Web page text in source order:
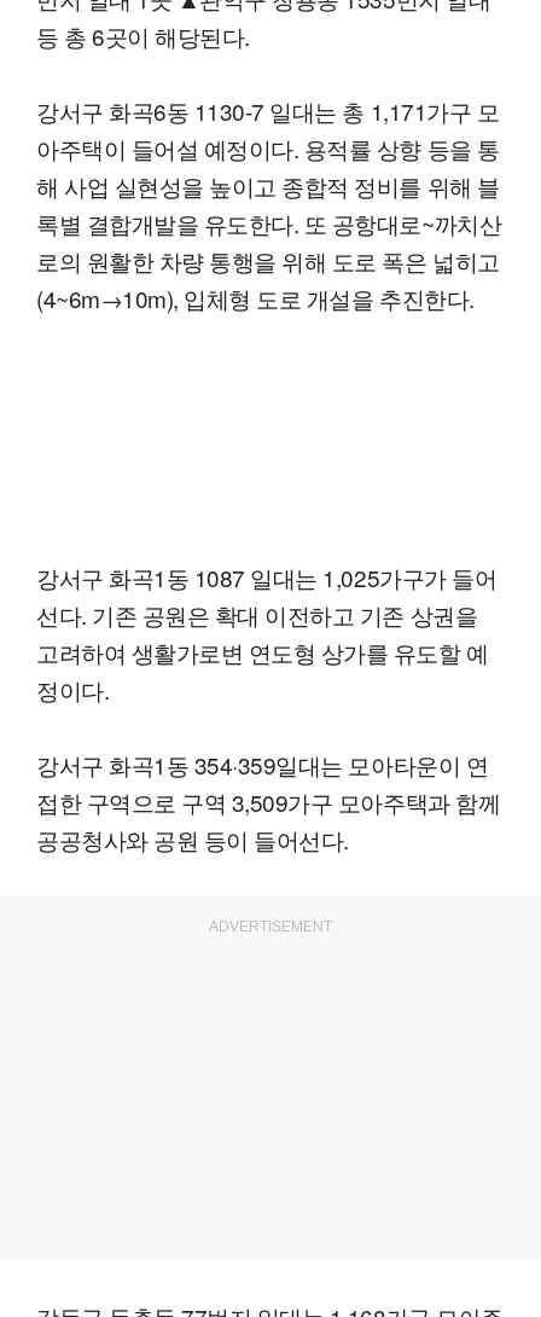
등 총 6곳이 해당된다.
강서구 화곡6동 1130-7 일대는 총 1,171가구 모
아주택이 들어설 예정이다. 용적률 상향 등을 통
해 사업 실현성을 높이고 종합적 정비를 위해 블
록별 결합개발을 유도한다. 또 공항대로~까치산
로의 원활한 차량 통행을 위해 도로 폭은 넓히고
(4~6m→10m), 입체형 도로 개설을 추진한다.
강서구 화곡1동 1087 일대는 1,025가구가 들어
선다. 기존 공원은 확대 이전하고 기존 상권을
고려하여 생활가로변 연도형 상가를 유도할 예
정이다.
강서구 화곡1동 354·359일대는 모아타운이 연
접한 구역으로 구역 3,509가구 모아주택과 함께
공공청사와 공원 등이 들어선다.
ADVERTISEMENT